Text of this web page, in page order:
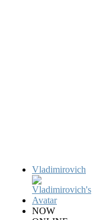
Vladimirovich
NOW